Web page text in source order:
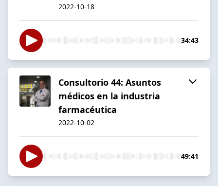
2022-10-18
34:43
Consultorio 44: Asuntos
médicos en la industria
farmacéutica
2022-10-02
49:41